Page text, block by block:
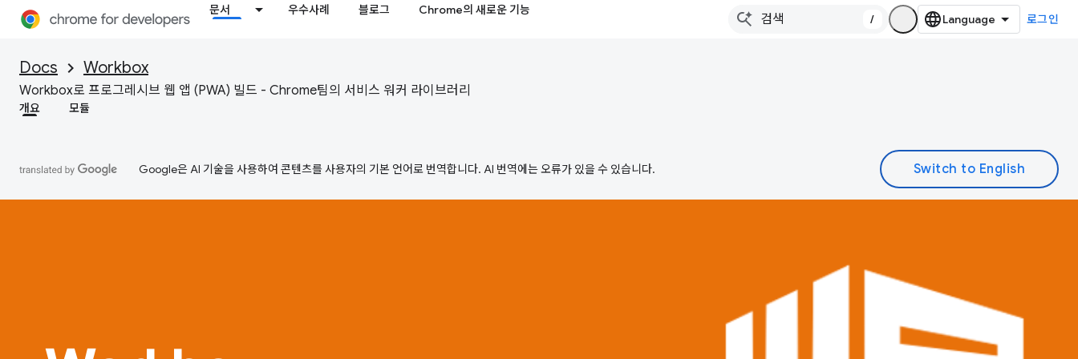
문서 우수사례 블로그 Chrome의 새로운 기능
/ 로그인
Docs Workbox
Workbox로 프로그레시브 웹 앱 (PWA) 빌드 - Chrome팀의 서비스 워커 라이브러리
개요 모듈
Google은 AI 기술을 사용하여 콘텐츠를 사용자의 기본 언어로 번역합니다. AI 번역에는 오류가 있을 수 있습니다.